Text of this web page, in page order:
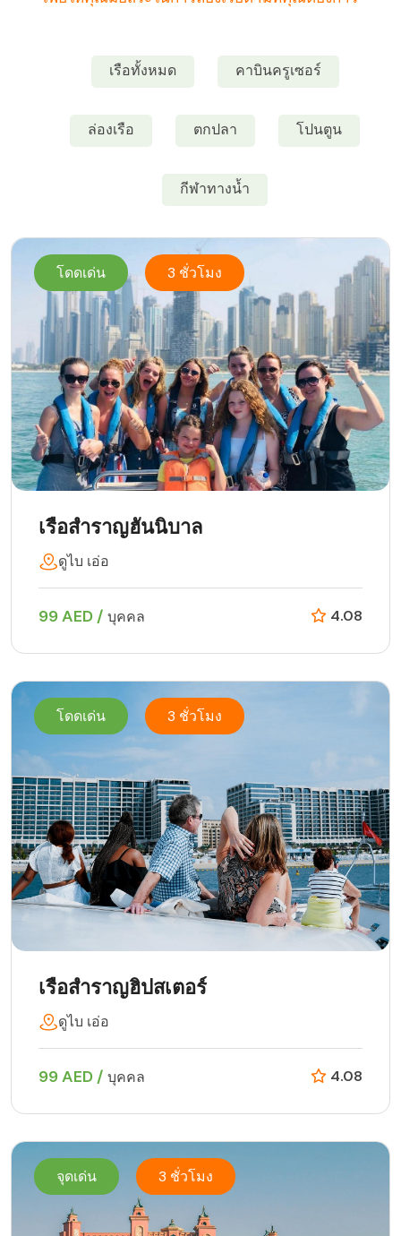
เรือทั้งหมด คาบินครูเซอร์
ล่องเรือ ตกปลา โปนตูน
กีฬาทางน้ำ
โดดเด่น 3 ชั่วโมง
เรือสำราญฮันนิบาล
ดูไบ เอ่อ
99 AED / บุคคล 4.08
โดดเด่น 3 ชั่วโมง
เรือสำราญฮิปสเตอร์
ดูไบ เอ่อ
99 AED / บุคคล 4.08
จุดเด่น 3 ชั่วโมง